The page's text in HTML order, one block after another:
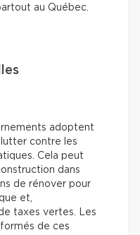
au Québec.
adoptent
contre les
Cela peut
dans
de rénover pour
et,
taxes vertes. Les
de ces